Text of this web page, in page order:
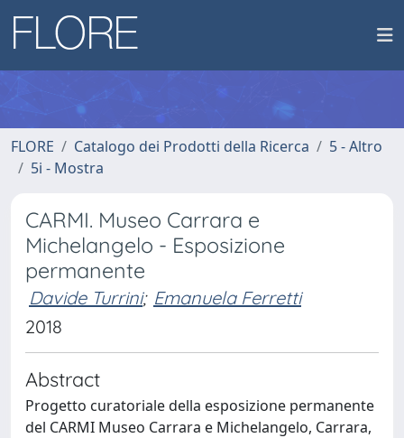
FLORE Catalogo dei Prodotti della Ricerca
5 - Altro
5i - Mostra
CARMI. Museo Carrara e
Michelangelo - Esposizione
permanente
Davide Turrini; Emanuela Ferretti
2018
Abstract
Progetto curatoriale della esposizione permanente
del CARMI Museo Carrara e Michelangelo, Carrara,